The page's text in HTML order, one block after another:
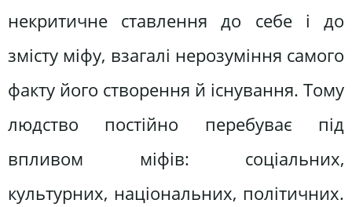
некритичне ставлення до себе і до
змісту міфу, взагалі нерозуміння самого
факту його створення й існування. Тому
людство постійно перебуває під
впливом міфів: соціальних,
культурних, національних, політичних.